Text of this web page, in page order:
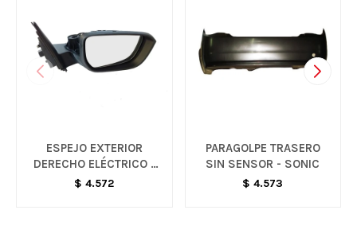
ESPEJO EXTERIOR
DERECHO ELÉCTRICO -
ONIX LT
$ 4.572
PARAGOLPE TRASERO
SIN SENSOR - SONIC
$ 4.573